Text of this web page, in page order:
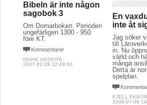
Bibeln är inte någon
sagobok 3
Om Domarboken. Perioden
ungefärligen 1300 - 950
före KT.
Kommentarer
ISHAK HASKIYA
2007-02-28 12:48:00
En
inte åt
Jag söker
till
in. Nu
värld och
många
Detta är
spelplan.
KJELL
2006-07-06